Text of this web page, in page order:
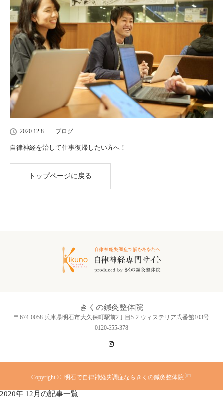
2020.12.8 ブログ
自律神経を治して仕事復帰したい方へ！
トップページに戻る
きくの鍼灸整体院
〒674-0058 兵庫県明石市大久保町駅前2丁目5-2 ウィステリア弐番館103号
0120-355-378
Copyright © 明石で自律神経失調症ならきくの鍼灸整体院
2020年 12月の記事一覧